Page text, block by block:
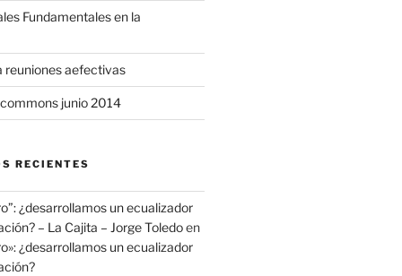
Fundamentales en la
reuniones aefectivas
junio 2014
RECIENTES
¿desarrollamos un ecualizador
– La Cajita – Jorge Toledoen
¿desarrollamos un ecualizador